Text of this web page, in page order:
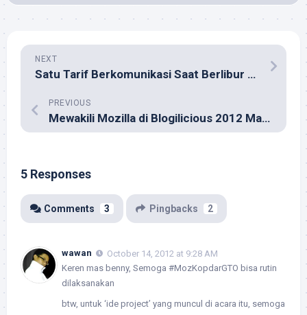
NEXT
Satu Tarif Berkomunikasi Saat Berlibur di Luar Negeri
PREVIOUS
Mewakili Mozilla di Blogilicious 2012 Maros
5 Responses
Comments 3 Pingbacks 2
wawan
October 14, 2012 at 9:28 AM
Keren mas benny, Semoga #MozKopdarGTO bisa rutin
dilaksanakan
btw, untuk ‘ide project’ yang muncul di acara itu, semoga